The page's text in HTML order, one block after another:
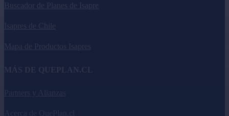
Buscador de Planes de Isapre
Isapres de Chile
Mapa de Productos Isapres
MÁS DE QUEPLAN.CL
Partners y Alianzas